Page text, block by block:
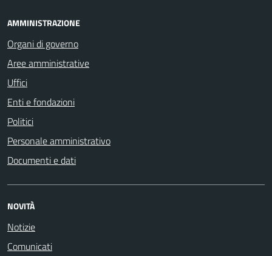
AMMINISTRAZIONE
Organi di governo
Aree amministrative
Uffici
Enti e fondazioni
Politici
Personale amministrativo
Documenti e dati
NOVITÀ
Notizie
Comunicati